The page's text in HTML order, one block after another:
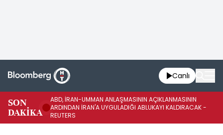
Canlı
SON
DAKİKA
ABD, İRAN-UMMAN ANLAŞMASININ AÇIKLANMASININ
ARDINDAN İRAN'A UYGULADIĞI ABLUKAYI KALDIRACAK -
REUTERS